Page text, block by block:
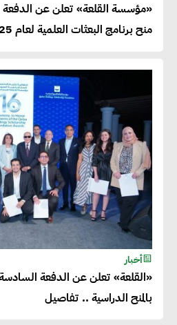
«مؤسسة القلعة» تعلن عن
منح برنامج البعثات العلمية لعام 2024/2025
أخبار
«القلعة» تعلن عن الدفعة
بالمنح الدراسية .. تفاصيل